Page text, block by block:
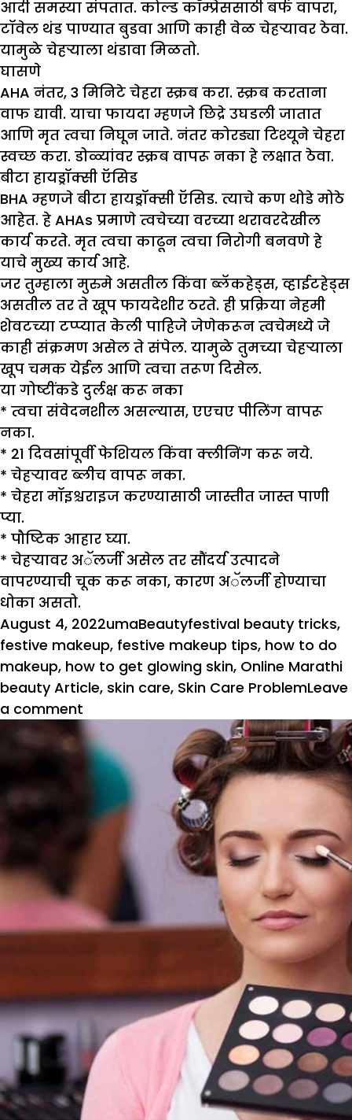
आदी समस्या संपतात. कोल्ड कॉम्प्रेससाठी बर्फ वापरा,
टॉवेल थंड पाण्यात बुडवा आणि काही वेळ चेहऱ्यावर ठेवा.
यामुळे चेहऱ्याला थंडावा मिळतो.
घासणे
AHA नंतर, 3 मिनिटे चेहरा स्क्रब करा. स्क्रब करताना
वाफ द्यावी. याचा फायदा म्हणजे छिद्रे उघडली जातात
आणि मृत त्वचा निघून जाते. नंतर कोरड्या टिश्यूने चेहरा
स्वच्छ करा. डोळ्यांवर स्क्रब वापरू नका हे लक्षात ठेवा.
बीटा हायड्रॉक्सी ऍसिड
BHA म्हणजे बीटा हायड्रॉक्सी ऍसिड. त्याचे कण थोडे मोठे
आहेत. हे AHAs प्रमाणे त्वचेच्या वरच्या थरावरदेखील
कार्य करते. मृत त्वचा काढून त्वचा निरोगी बनवणे हे
याचे मुख्य कार्य आहे.
जर तुम्हाला मुरुमे असतील किंवा ब्लॅकहेड्स, व्हाईटहेड्स
असतील तर ते खूप फायदेशीर ठरते. ही प्रक्रिया नेहमी
शेवटच्या टप्प्यात केली पाहिजे जेणेकरून त्वचेमध्ये जे
काही संक्रमण असेल ते संपेल. यामुळे तुमच्या चेहऱ्याला
खूप चमक येईल आणि त्वचा तरूण दिसेल.
या गोष्टींकडे दुर्लक्ष करू नका
* त्वचा संवेदनशील असल्यास, एएचए पीलिंग वापरू
नका.
* 21 दिवसांपूर्वी फेशियल किंवा क्लीनिंग करू नये.
* चेहऱ्यावर ब्लीच वापरू नका.
* चेहरा मॉइश्चराइज करण्यासाठी जास्तीत जास्त पाणी
प्या.
* पौष्टिक आहार घ्या.
* चेहऱ्यावर अॅलर्जी असेल तर सौंदर्य उत्पादने
वापरण्याची चूक करू नका, कारण अॅलर्जी होण्याचा
धोका असतो.
Posted
on
August 4, 2022Author
umaCategories
BeautyTags
festival beauty tricks,
festive makeup, festive makeup tips, how to do
makeup, how to get glowing skin, Online Marathi
beauty Article, skin care, Skin Care ProblemLeave
a comment
Raksha
Bandhan
Special
सणाच्या
मेकअप
टिप्स